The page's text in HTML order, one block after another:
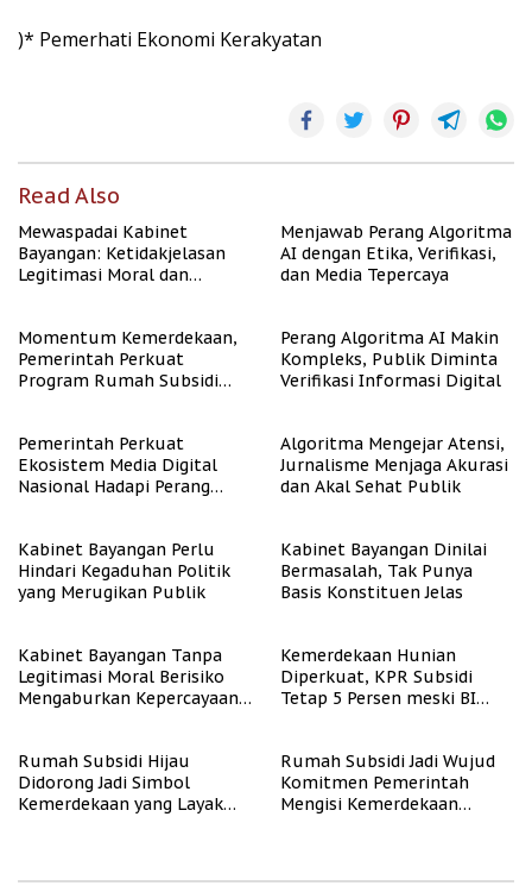
)* Pemerhati Ekonomi Kerakyatan
Read Also
Mewaspadai Kabinet
Bayangan: Ketidakjelasan
Legitimasi Moral dan
Menjawab Perang Algoritma
AI dengan Etika, Verifikasi,
dan Media Tepercaya
Momentum Kemerdekaan,
Pemerintah Perkuat
Program Rumah Subsidi
Perang Algoritma AI Makin
Kompleks, Publik Diminta
Verifikasi Informasi Digital
Pemerintah Perkuat
Ekosistem Media Digital
Nasional Hadapi Perang
Algoritma Mengejar Atensi,
Jurnalisme Menjaga Akurasi
dan Akal Sehat Publik
Kabinet Bayangan Perlu
Hindari Kegaduhan Politik
yang Merugikan Publik
Kabinet Bayangan Dinilai
Bermasalah, Tak Punya
Basis Konstituen Jelas
Kabinet Bayangan Tanpa
Legitimasi Moral Berisiko
Mengaburkan Kepercayaan
Kemerdekaan Hunian
Diperkuat, KPR Subsidi
Tetap 5 Persen meski BI
Rumah Subsidi Hijau
Didorong Jadi Simbol
Kemerdekaan yang Layak
Rumah Subsidi Jadi Wujud
Komitmen Pemerintah
Mengisi Kemerdekaan